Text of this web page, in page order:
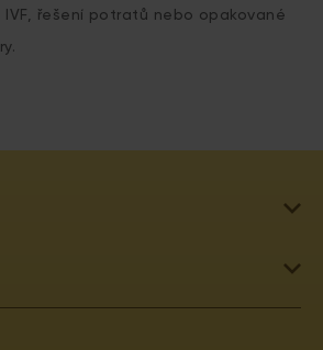
řešení potratů nebo opakované
SANATORIUM